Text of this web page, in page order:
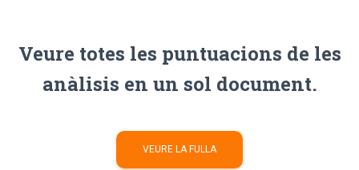
Veure totes les puntuacions de les
anàlisis en un sol document.
VEURE LA FULLA